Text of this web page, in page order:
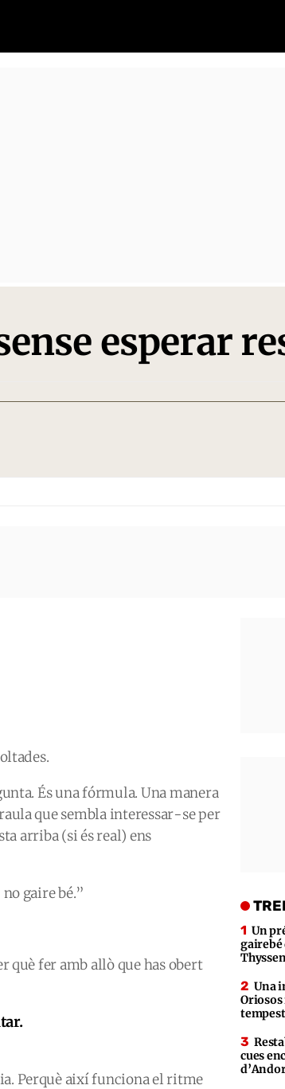
esperar
És una fórmula. Una manera
que sembla interessar-se per
arriba (si és real) ens
gaire bé.”
què fer amb allò que has obert
Perquè així funciona el ritme
Un
gairebé
Una
cues